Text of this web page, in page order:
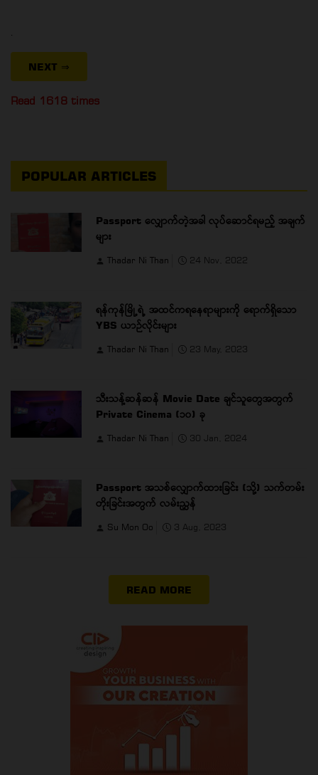
NEXT ⇒
Read 1618 times
POPULAR ARTICLES
Passport လျှောက်တဲ့အခါ လုပ်ဆောင်ရမည့် အချက်
များ
Thadar Ni Than 24 Nov, 2022
ရန်ကုန်မြို့ရဲ့ အထင်ကရနေရာများကို ရောက်ရှိသော
YBS ယာဉ်လိုင်းများ
Thadar Ni Than 23 May, 2023
သီးသန့်ဆန်ဆန် Movie Date ချင်သူတွေအတွက်
Private Cinema (၁၀) ခု
Thadar Ni Than 30 Jan, 2024
Passport အသစ်လျှောက်ထားခြင်း (သို့) သက်တမ်း
တိုးခြင်းအတွက် လမ်းညွှန်
Su Mon Oo 3 Aug, 2023
READ MORE